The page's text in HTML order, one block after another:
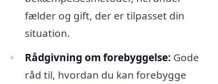
fælder og gift, der er tilpasset din
situation.
Rådgivning om forebyggelse: Gode
råd til, hvordan du kan forebygge